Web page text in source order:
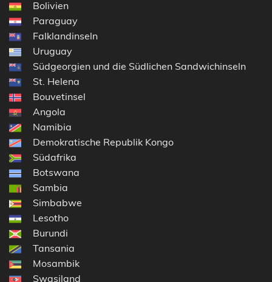
Bolivien
Paraguay
Falklandinseln
Uruguay
Südgeorgien und die Südlichen Sandwichinseln
St. Helena
Bouvetinsel
Angola
Namibia
Demokratische Republik Kongo
Südafrika
Botswana
Sambia
Simbabwe
Lesotho
Burundi
Tansania
Mosambik
Swasiland